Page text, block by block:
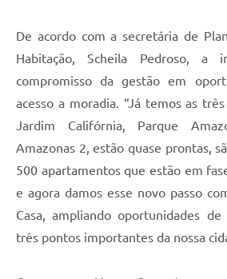
De acordo com a secretária de
Habitação, Scheila Pedroso, a
compromisso da gestão em
acesso a moradia. “Já temos as
Jardim Califórnia, Parque
Amazonas 2, estão quase prontas,
500 apartamentos que estão em
e agora damos esse novo passo
Casa, ampliando oportunidades
três pontos importantes da nossa